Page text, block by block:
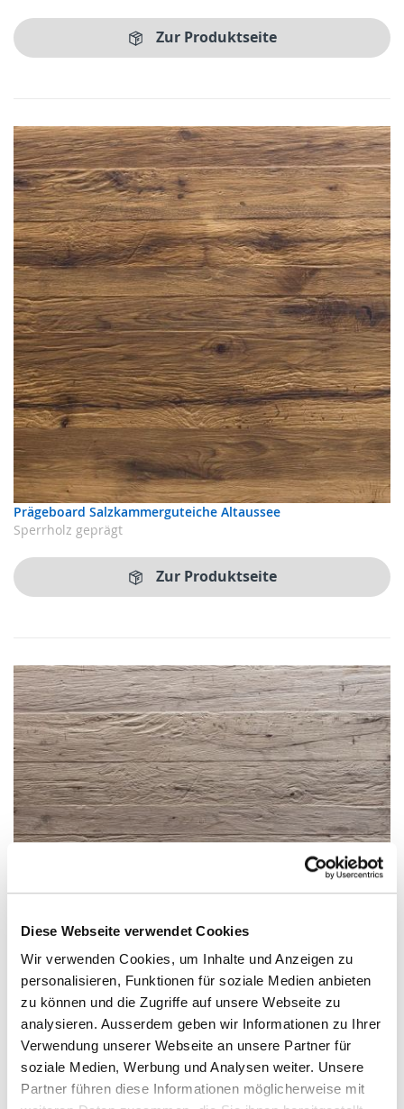
Diese Webseite verwendet Cookies
Wir verwenden Cookies, um Inhalte und Anzeigen zu
personalisieren, Funktionen für soziale Medien anbieten
zu können und die Zugriffe auf unsere Webseite zu
analysieren. Ausserdem geben wir Informationen zu Ihrer
Verwendung unserer Webseite an unsere Partner für
soziale Medien, Werbung und Analysen weiter. Unsere
Partner führen diese Informationen möglicherweise mit
Zur Produktseite
Prägeboard Salzkammerguteiche Altaussee
Sperrholz geprägt
Zur Produktseite
Prägeboard Salzkammerguteiche Mondsee
Sperrholz geprägt